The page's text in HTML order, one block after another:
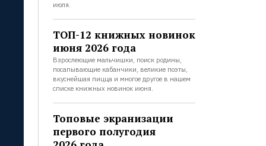
июля.
ТОП-12 книжных новинок
июня 2026 года
Взрослеющие мальчишки, поиск родины,
посапывающие кабанчики, великие поэты,
вкуснейшая пицца и многое другое в нашем
списке книжных новинок июня.
Топовые экранизации
первого полугодия